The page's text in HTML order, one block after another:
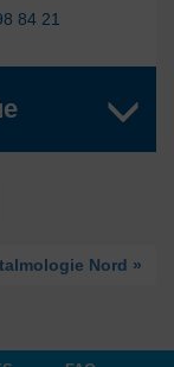
84 21
Nord »